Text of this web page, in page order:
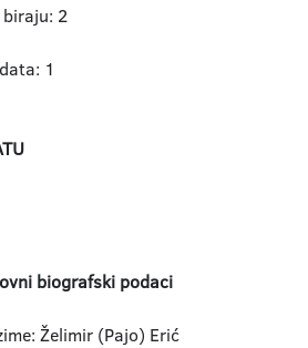
2
1
biografski podaci
Želimir (Pajo) Erić